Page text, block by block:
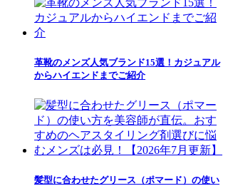
革靴のメンズ人気ブランド15選！カジュアル
からハイエンドまでご紹介
髪型に合わせたグリース（ポマード）の使い